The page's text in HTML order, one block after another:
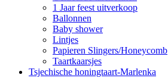
1 Jaar feest uitverkoop
Ballonnen
Baby shower
Lintjes
Papieren Slingers/Honeycomb
Taartkaarsjes
Tsjechische honingtaart-Marlenka